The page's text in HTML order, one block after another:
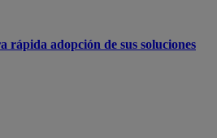
rápida adopción de sus soluciones